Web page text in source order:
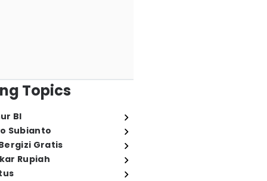
Topics
BI
Subianto
Gratis
Rupiah